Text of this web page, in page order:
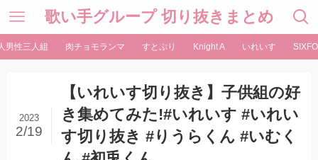
歌い手グループ 切り抜きまとめ
男性三人組 肉チョモランマ すとぷり Knight A いれいす
【いれいす切り抜き】子供組の好
き集めてみた!#いれいす #いれい
す切り抜き #りうらくん #いむく
2023
2/19